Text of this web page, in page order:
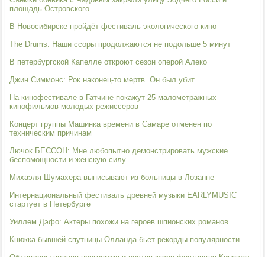
площадь Островского
В Новосибирске пройдёт фестиваль экологического кино
The Drums: Наши ссоры продолжаются не подольше 5 минут
В петербургской Капелле откроют сезон оперой Алеко
Джин Симмонс: Рок наконец-то мертв. Он был убит
На кинофестивале в Гатчине покажут 25 малометражных
кинофильмов молодых режиссеров
Концерт группы Машинка времени в Самаре отменен по
техническим причинам
Лючок БЕССОН: Мне любопытно демонстрировать мужские
беспомощности и женскую силу
Михаэля Шумахера выписывают из больницы в Лозанне
Интернациональный фестиваль древней музыки EARLYMUSIC
стартует в Петербурге
Уиллем Дэфо: Актеры похожи на героев шпионских романов
Книжка бывшей спутницы Олланда бьет рекорды популярности